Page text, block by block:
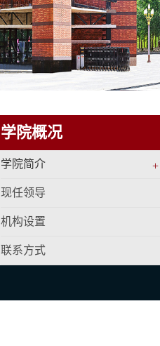
学院概况
学院简介 +
现任领导
机构设置
联系方式